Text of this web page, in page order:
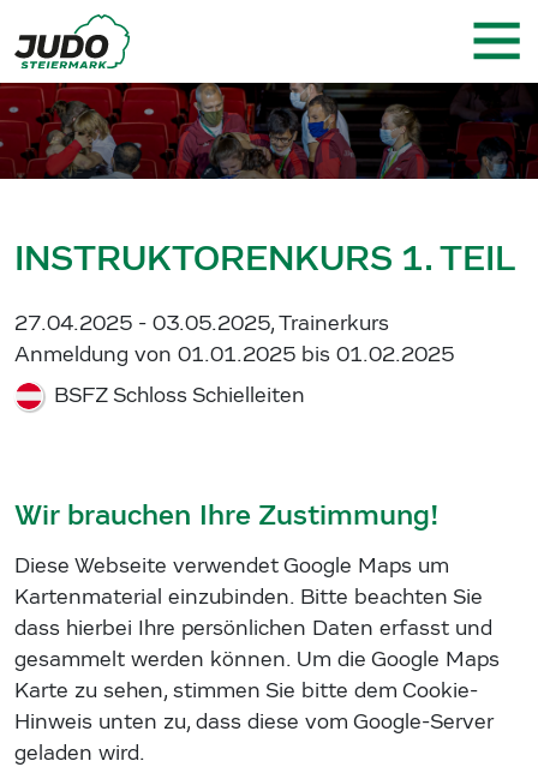
INSTRUKTORENKURS 1. TEIL
27.04.2025 - 03.05.2025, Trainerkurs
Anmeldung von 01.01.2025 bis 01.02.2025
BSFZ Schloss Schielleiten
Wir brauchen Ihre Zustimmung!
Diese Webseite verwendet Google Maps um
Kartenmaterial einzubinden. Bitte beachten Sie
dass hierbei Ihre persönlichen Daten erfasst und
gesammelt werden können. Um die Google Maps
Karte zu sehen, stimmen Sie bitte dem Cookie-
Hinweis unten zu, dass diese vom Google-Server
geladen wird.